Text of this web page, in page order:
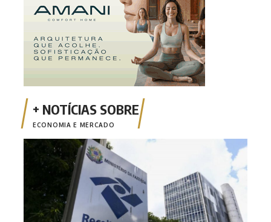
ECONOMIA E MERCADO